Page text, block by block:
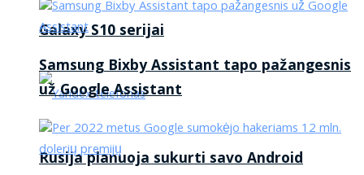
Galaxy S10 serijai
Rusija planuoja sukurti savo Android
Samsung Bixby Assistant tapo pažangesnis
už Google Assistant